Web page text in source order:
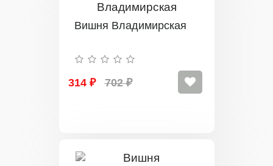
Вишня Владимирская
314 ₽ 702 ₽